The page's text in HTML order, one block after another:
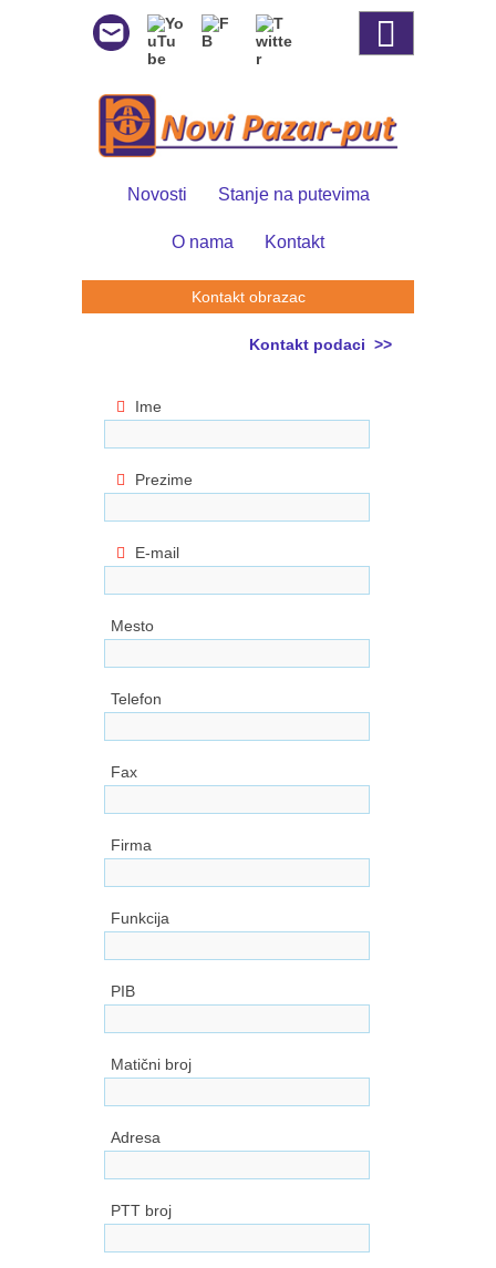
Novosti Stanje na putevima
O nama Kontakt
Kontakt obrazac
Kontakt podaci >>
Ime
Prezime
E-mail
Mesto
Telefon
Fax
Firma
Funkcija
PIB
Matični broj
Adresa
PTT broj